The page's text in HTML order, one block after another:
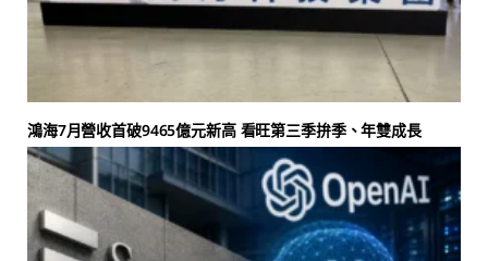
鴻海7月營收首破9465億元新高 看旺第三季拚季、年雙成長